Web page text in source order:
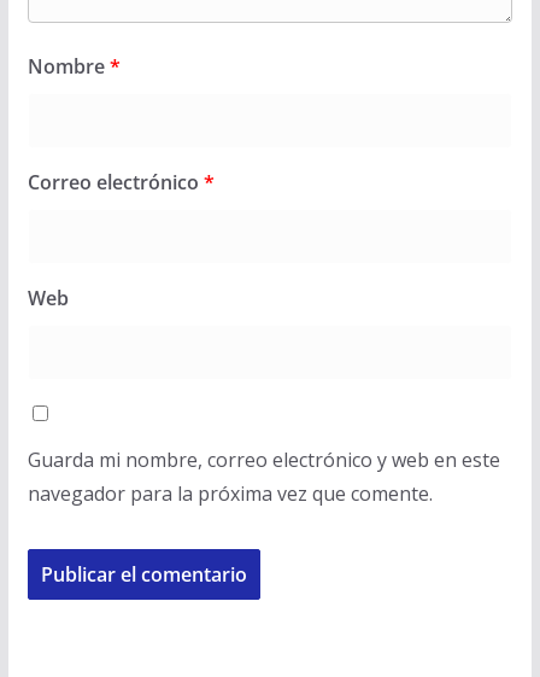
Nombre*
Correo electrónico *
Web
Guarda mi nombre, correo electrónico y web en este
navegador para la próxima vez que comente.